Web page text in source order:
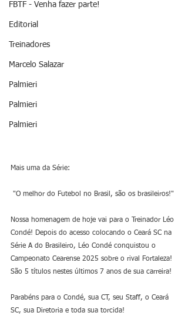
FBTF - Venha fazer parte!
Editorial
Treinadores
Marcelo Salazar
Palmieri
Palmieri
Palmieri
Mais uma da Série:
"O melhor do Futebol no Brasil, são os brasileiros!"
Nossa homenagem de hoje vai para o Treinador Léo
Condé! Depois do acesso colocando o Ceará SC na
Série A do Brasileiro, Léo Condé conquistou o
Campeonato Cearense 2025 sobre o rival Fortaleza!
São 5 títulos nestes últimos 7 anos de sua carreira!
Parabéns para o Condé, sua CT, seu Staff, o Ceará
SC, sua Diretoria e toda sua torcida!